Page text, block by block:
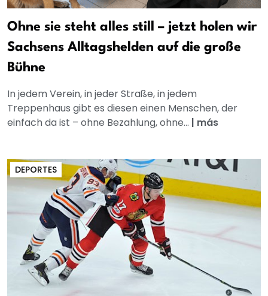
Ohne sie steht alles still – jetzt holen wir
Sachsens Alltagshelden auf die große
Bühne
In jedem Verein, in jeder Straße, in jedem
Treppenhaus gibt es diesen einen Menschen, der
einfach da ist – ohne Bezahlung, ohne... | más
DEPORTES